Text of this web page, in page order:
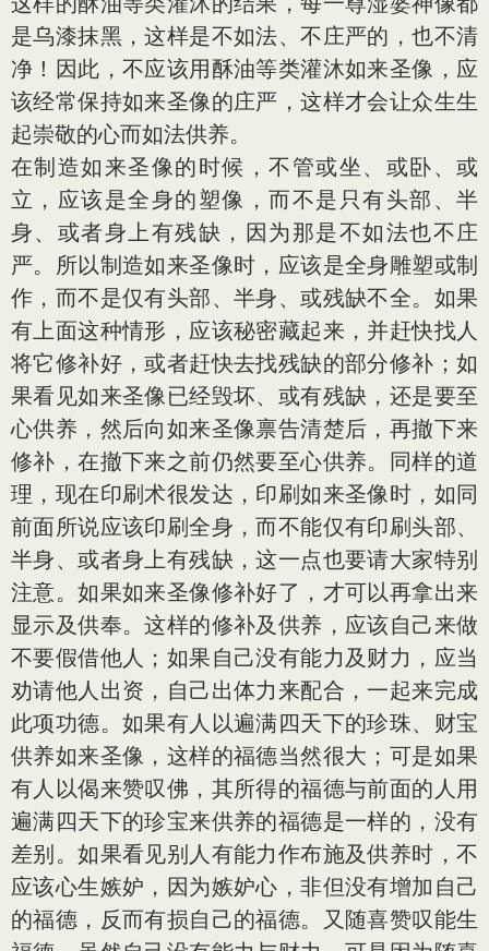
是乌漆抹黑，这样是不如法、不庄严的，也不清
净！因此，不应该用酥油等类灌沐如来圣像，应
该经常保持如来圣像的庄严，这样才会让众生生
起崇敬的心而如法供养。
在制造如来圣像的时候，不管或坐、或卧、或
立，应该是全身的塑像，而不是只有头部、半
身、或者身上有残缺，因为那是不如法也不庄
严。所以制造如来圣像时，应该是全身雕塑或制
作，而不是仅有头部、半身、或残缺不全。如果
有上面这种情形，应该秘密藏起来，并赶快找人
将它修补好，或者赶快去找残缺的部分修补；如
果看见如来圣像已经毁坏、或有残缺，还是要至
心供养，然后向如来圣像禀告清楚后，再撤下来
修补，在撤下来之前仍然要至心供养。同样的道
理，现在印刷术很发达，印刷如来圣像时，如同
前面所说应该印刷全身，而不能仅有印刷头部、
半身、或者身上有残缺，这一点也要请大家特别
注意。如果如来圣像修补好了，才可以再拿出来
显示及供奉。这样的修补及供养，应该自己来做
不要假借他人；如果自己没有能力及财力，应当
劝请他人出资，自己出体力来配合，一起来完成
此项功德。如果有人以遍满四天下的珍珠、财宝
供养如来圣像，这样的福德当然很大；可是如果
有人以偈来赞叹佛，其所得的福德与前面的人用
遍满四天下的珍宝来供养的福德是一样的，没有
差别。如果看见别人有能力作布施及供养时，不
应该心生嫉妒，因为嫉妒心，非但没有增加自己
的福德，反而有损自己的福德。又随喜赞叹能生